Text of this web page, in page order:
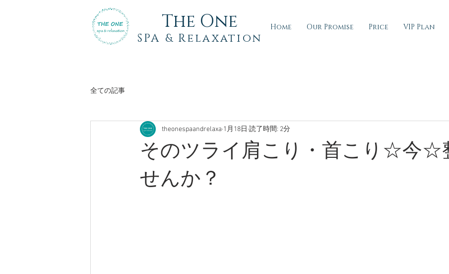
The One
SPA & Relaxation
Home Our Promise Price VIP Plan
全ての記事
そのツライ肩こり・首こり☆今☆
せんか？
theonespaandrelaxa 1月18日 読了時間: 2分